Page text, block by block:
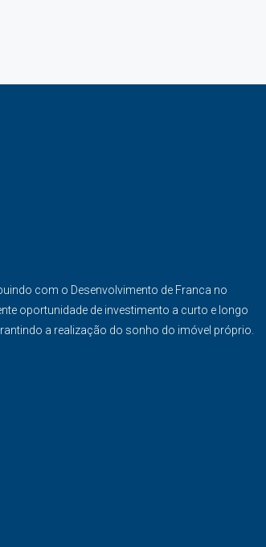
com o Desenvolvimento de Franca no
oportunidade de investimento a curto e longo
a realização do sonho do imóvel próprio.